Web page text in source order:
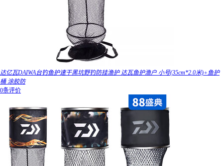
达亿瓦DAIWA台钓鱼护速干黑坑野钓防挂渔护 达瓦鱼护渔户 小号(35cm*2.0米)+鱼护
桶 涂胶防
0条评价